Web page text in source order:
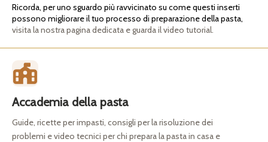
Ricorda, per uno sguardo più ravvicinato su come questi inserti
possono migliorare il tuo processo di preparazione della pasta,
visita la nostra pagina dedicata e guarda il video tutorial.
Accademia della pasta
Guide, ricette per impasti, consigli per la risoluzione dei
problemi e video tecnici per chi prepara la pasta in casa e